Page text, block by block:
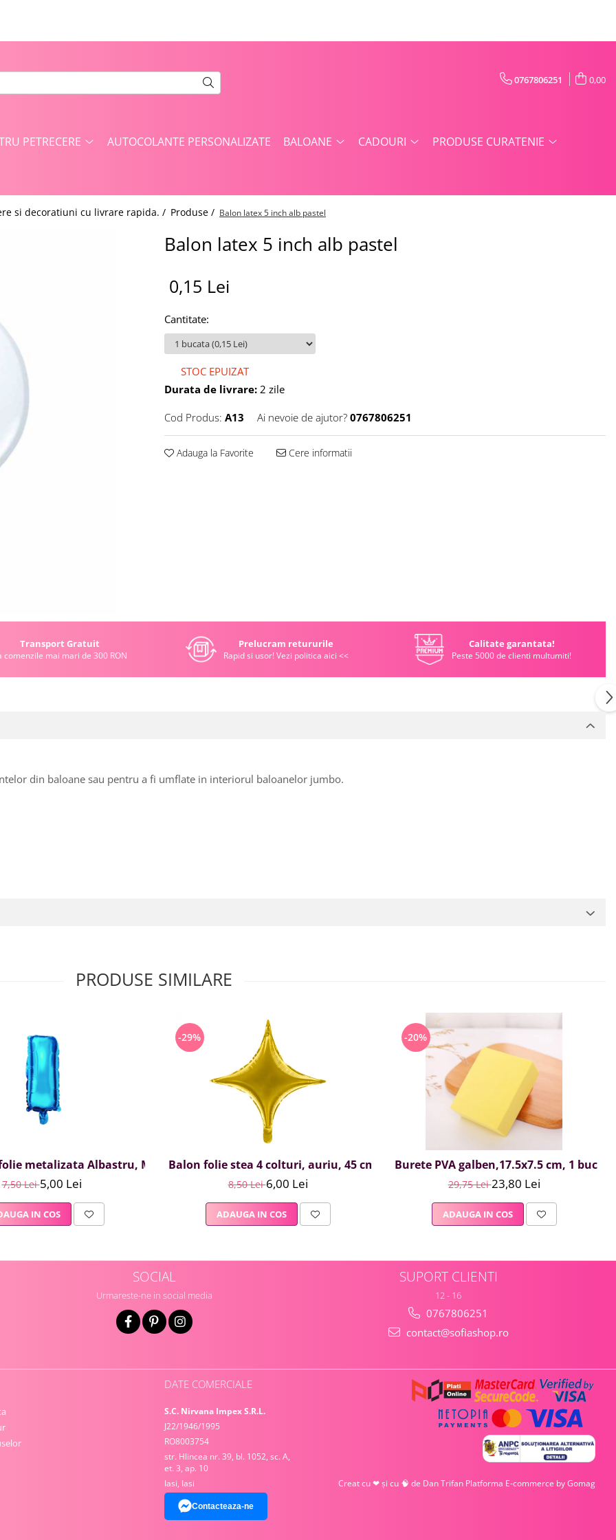
0767806251 0,00
PETRECERE AUTOCOLANTE PERSONALIZATE BALOANE CADOURI PRODUSE CURATENIE
si decoratiuni cu livrare rapida. / Produse / Balon latex 5 inch alb pastel
Balon latex 5 inch alb pastel
0,15 Lei
Cantitate:
STOC EPUIZAT
Durata de livrare: 2 zile
Cod Produs: A13 Ai nevoie de ajutor? 0767806251
Adauga la Favorite Cere informatii
Transport Gratuit
comenzile mai mari de 300 RON
Prelucram retururile
Rapid si usor! Vezi politica aici <<
Calitate garantata!
Peste 5000 de clienti multumiti!
din baloane sau pentru a fi umflate in interiorul baloanelor jumbo.
PRODUSE SIMILARE
metalizata Albastru, Mirific Party, Litera I, 40 cm
7,50 Lei5,00 Lei
IN COS
-29%
Balon folie stea 4 colturi, auriu, 45 cm
8,50 Lei6,00 Lei
ADAUGA IN COS
-20%
Burete PVA galben,17.5x7.5 cm, 1 buc
29,75 Lei23,80 Lei
ADAUGA IN COS
SOCIAL
Urmareste-ne in social media
SUPORT CLIENTI
12 - 16
0767806251
contact@sofiashop.ro
DATE COMERCIALE
S.C. Nirvana Impex S.R.L.
J22/1946/1995
RO8003754
str. Hlincea nr. 39, bl. 1052, sc. A,
et. 3, ap. 10
Iasi, Iasi
Contacteaza-ne
Creat cu ❤ și cu 🧠 de Dan Trifan Platforma E-commerce by Gomag